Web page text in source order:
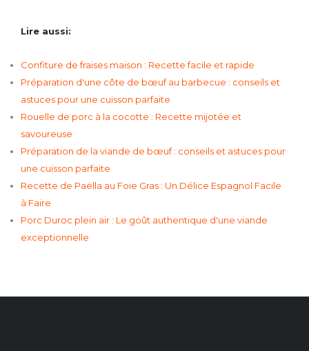
Lire aussi:
Confiture de fraises maison : Recette facile et rapide
Préparation d'une côte de bœuf au barbecue : conseils et
astuces pour une cuisson parfaite
Rouelle de porc à la cocotte : Recette mijotée et
savoureuse
Préparation de la viande de bœuf : conseils et astuces pour
une cuisson parfaite
Recette de Paëlla au Foie Gras : Un Délice Espagnol Facile
à Faire
Porc Duroc plein air : Le goût authentique d'une viande
exceptionnelle